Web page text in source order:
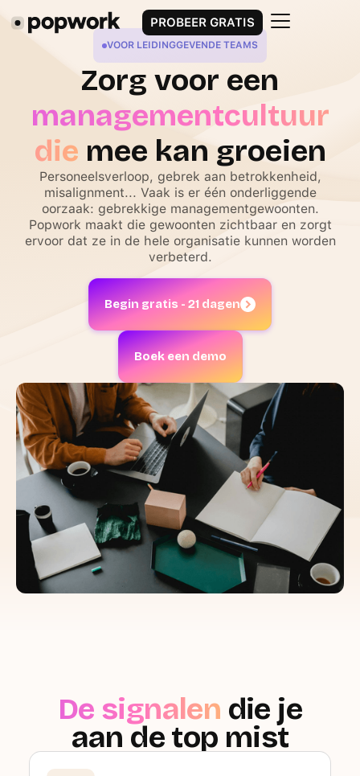
PROBEER GRATIS
VOOR LEIDINGGEVENDE TEAMS
Zorg voor een
managementcultuur
die mee kan groeien
Personeelsverloop, gebrek aan betrokkenheid,
misalignment... Vaak is er één onderliggende
oorzaak: gebrekkige managementgewoonten.
Popwork maakt die gewoonten zichtbaar en zorgt
ervoor dat ze in de hele organisatie kunnen worden
verbeterd.
Begin gratis - 21 dagen
Boek een demo
De signalen die je
aan de top mist